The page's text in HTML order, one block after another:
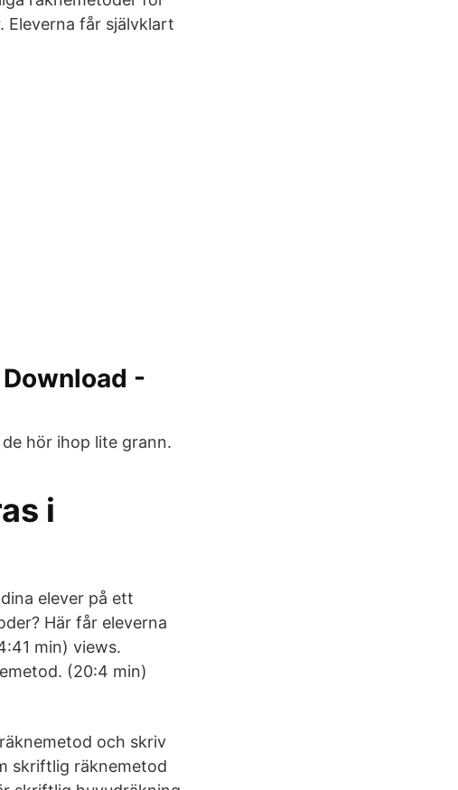
Eleverna får självklart
-
de hör ihop lite grann.
i
elever på ett
Här får eleverna
min) views.
(20:4 min)
och skriv
skriftlig räknemetod